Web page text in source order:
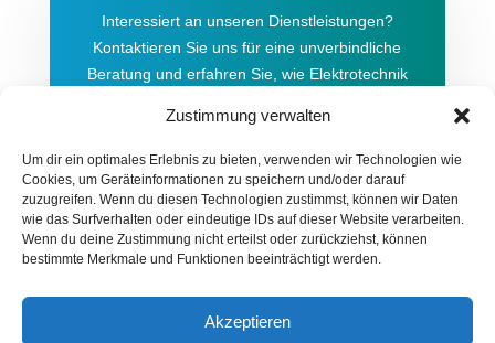
Zustimmung verwalten
Um dir ein optimales Erlebnis zu bieten, verwenden wir Technologien wie
Cookies, um Geräteinformationen zu speichern und/oder darauf
zuzugreifen. Wenn du diesen Technologien zustimmst, können wir Daten
wie das Surfverhalten oder eindeutige IDs auf dieser Website verarbeiten.
Wenn du deine Zustimmung nicht erteilst oder zurückziehst, können
bestimmte Merkmale und Funktionen beeinträchtigt werden.
Akzeptieren
Interessiert an unseren Dienstleistungen?
Kontaktieren Sie uns für eine unverbindliche
Beratung und erfahren Sie, wie Elektrotechnik
den Button, um mehr zu erfahren!
Jetzt Kontakt aufnehmen